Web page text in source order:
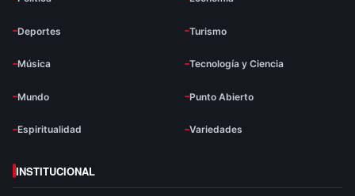
Deportes Turismo
Música Tecnología y Ciencia
Mundo Punto Abierto
Espiritualidad Variedades
INSTITUCIONAL